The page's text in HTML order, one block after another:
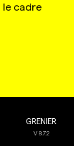
le cadre
GRENIER
V8.7.2